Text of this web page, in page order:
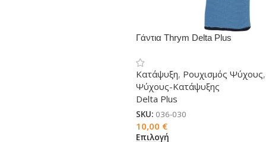
Γάντια Thrym Delta Plus
Κατάψυξη, Ρουχισμός Ψύχους,
Ψύχους-Κατάψυξης
Delta Plus
SKU: 036-030
10,00 €
Επιλογή